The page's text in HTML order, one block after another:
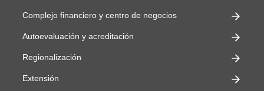
Complejo financiero y centro de negocios
Autoevaluación y acreditación
Regionalización
Extensión